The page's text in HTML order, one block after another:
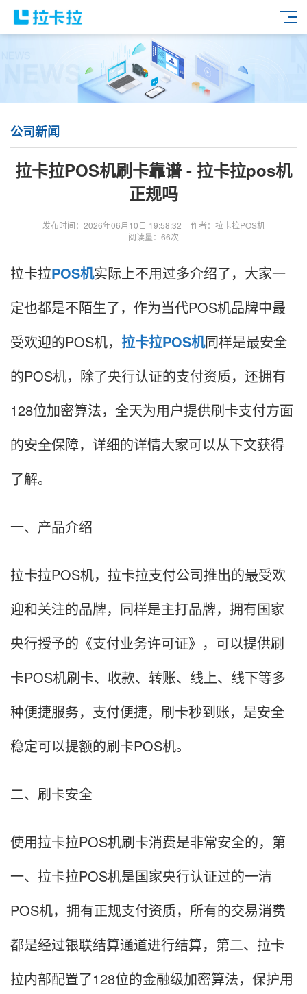
公司新闻
拉卡拉POS机刷卡靠谱 - 拉卡拉pos机
正规吗
发布时间：2026年06月10日 19:58:32
作者：拉卡拉POS机
阅读量：66次
拉卡拉POS机实际上不用过多介绍了，大家一
定也都是不陌生了，作为当代POS机品牌中最
受欢迎的POS机， 拉卡拉POS机同样是最安全
的POS机，除了央行认证的支付资质，还拥有
128位加密算法，全天为用户提供刷卡支付方面
的安全保障，详细的详情大家可以从下文获得
了解。
一、产品介绍
拉卡拉POS机，拉卡拉支付公司推出的最受欢
迎和关注的品牌，同样是主打品牌，拥有国家
央行授予的《支付业务许可证》，可以提供刷
卡POS机刷卡、收款、转账、线上、线下等多
种便捷服务，支付便捷，刷卡秒到账，是安全
稳定可以提额的刷卡POS机。
二、刷卡安全
使用拉卡拉POS机刷卡消费是非常安全的，第
一、拉卡拉POS机是国家央行认证过的一清
POS机，拥有正规支付资质，所有的交易消费
都是经过银联结算通道进行结算，第二、拉卡
拉内部配置了128位的金融级加密算法，保护用